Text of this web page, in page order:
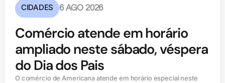
CIDADES 6 AGO 2026
Comércio atende em horário
ampliado neste sábado, véspera
do Dia dos Pais
O comércio de Americana atende em horário especial neste